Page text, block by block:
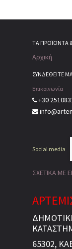
ΤΑ ΠΡΟΪΌΝΤΑ
Αρχική
ΣΥΝΔΕΘΕΙΤΕ
Επικοινωνία
+30
Social media
ΣΧΕΤΙΚΑ ΜΕ
65302,